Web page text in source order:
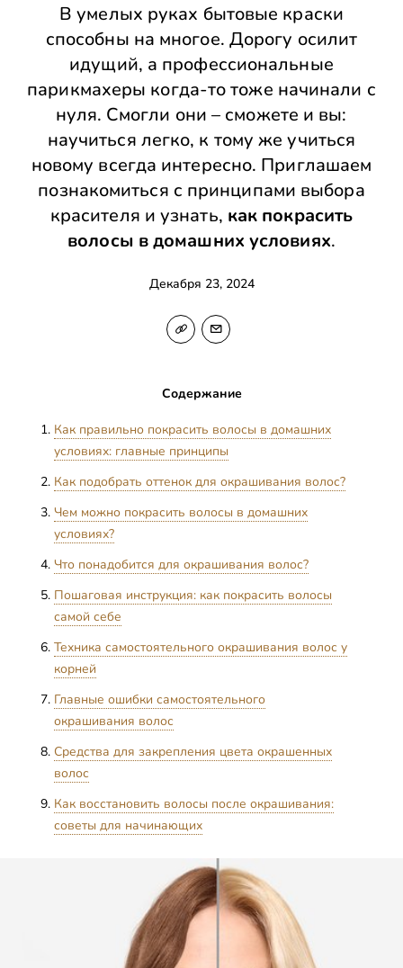
В умелых руках бытовые краски
способны на многое. Дорогу осилит
идущий, а профессиональные
парикмахеры когда-то тоже начинали с
нуля. Смогли они – сможете и вы:
научиться легко, к тому же учиться
новому всегда интересно. Приглашаем
познакомиться с принципами выбора
красителя и узнать, как покрасить
волосы в домашних условиях.
Декабря 23, 2024
Содержание
Как правильно покрасить волосы в домашних
условиях: главные принципы
Как подобрать оттенок для окрашивания волос?
Чем можно покрасить волосы в домашних
условиях?
Что понадобится для окрашивания волос?
Пошаговая инструкция: как покрасить волосы
самой себе
Техника самостоятельного окрашивания волос у
корней
Главные ошибки самостоятельного
окрашивания волос
Средства для закрепления цвета окрашенных
волос
Как восстановить волосы после окрашивания:
советы для начинающих